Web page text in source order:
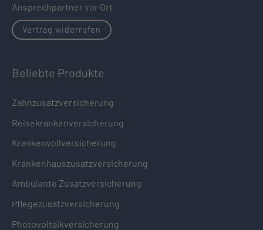
Ansprechpartner vor Ort
Vertrag widerrufen
Beliebte Produkte
Zahnzusatzversicherung
Reisekrankenversicherung
Krankenvollversicherung
Krankenhauszusatzversicherung
Ambulante Zusatzversicherung
Pflegezusatzversicherung
Photovoltaikversicherung